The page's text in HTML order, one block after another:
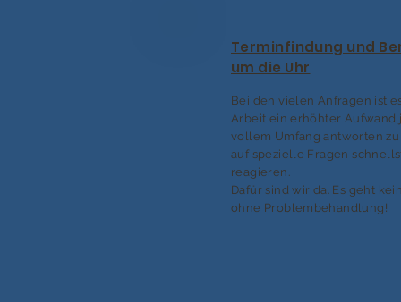
Terminfindung und
um die Uhr
Bei den vielen Anfragen ist
Arbeit ein erhöhter Aufwand
vollem Umfang antworten
auf spezielle Fragen
reagieren.
Dafür sind wir da. Es geht
ohne Problembehandlung!